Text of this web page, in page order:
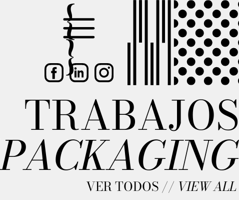
VER TODOS // VIEW ALL
TRABAJOS
PACKAGING